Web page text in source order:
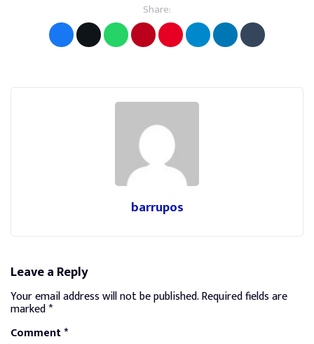
Share:
barrupos
Leave a Reply
Your email address will not be published.Required fields are
marked*
Comment*